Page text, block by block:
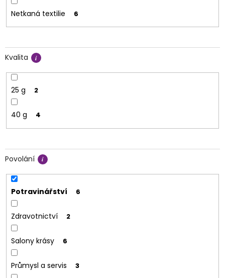
Netkaná textilie 6
Kvalita
25 g 2
40 g 4
Povolání
Potravinářství 6
Zdravotnictví 2
Salony krásy 6
Průmysl a servis 3